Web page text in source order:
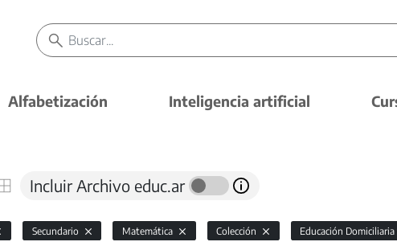
Alfabetización Inteligencia artificial
Incluir Archivo educ.ar
Secundario Matemática Colección Educación